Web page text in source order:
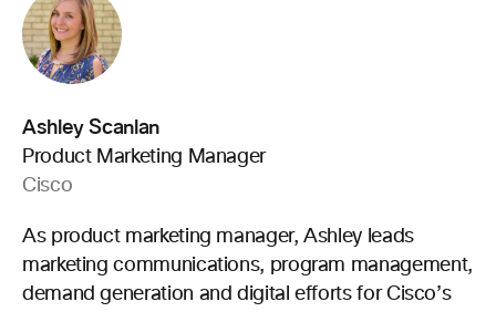
Ashley Scanlan
Product Marketing Manager
Cisco
As product marketing manager, Ashley leads
marketing communications, program management,
demand generation and digital efforts for Cisco’s